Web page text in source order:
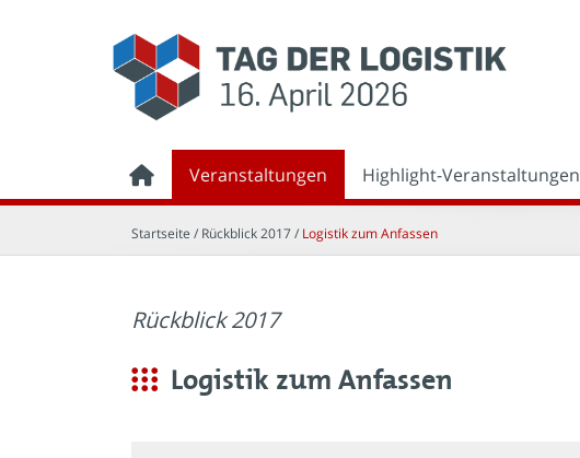
Veranstaltungen Highlight-Veranstaltungen
Startseite / Rückblick 2017 / Logistik zum Anfassen
Rückblick 2017
Logistik zum Anfassen